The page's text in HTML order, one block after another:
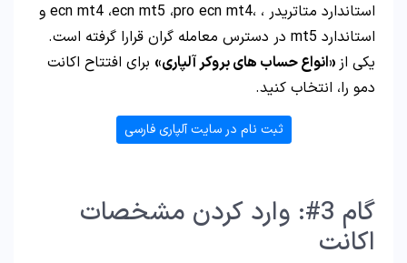
استاندارد متاتریدر ، ،ecn mt4 ،ecn mt5 ،pro ecn mt4 و
استاندارد mt5 در دسترس معامله گران قرارا گرفته است.
یکی از «انواع حساب های بروکر آلپاری» برای افتتاح اکانت
دمو را، انتخاب کنید.
ثبت نام در سایت آلپاری فارسی
گام 3#: وارد کردن مشخصات
اکانت